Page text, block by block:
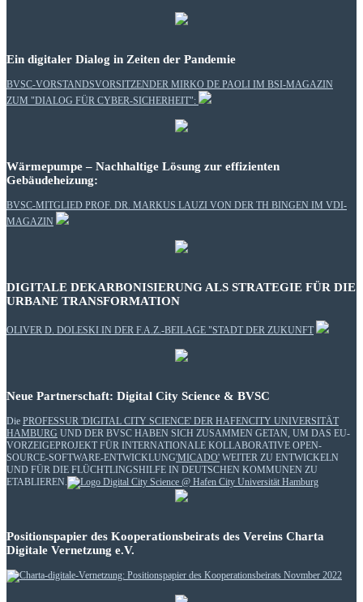
Ein digitaler Dialog in Zeiten der Pandemie
BVSC-VORSTANDSVORSITZENDER MIRKO DE PAOLI IM BSI-MAGAZIN
ZUM "DIALOG FÜR CYBER-SICHERHEIT":
Wärmepumpe – Nachhaltige Lösung zur effizienten
Gebäudeheizung:
BVSC-MITGLIED PROF. DR. MARKUS LAUZI VON DER TH BINGEN IM VDI-
MAGAZIN
DIGITALE DEKARBONISIERUNG ALS STRATEGIE FÜR DIE
URBANE TRANSFORMATION
OLIVER D. DOLESKI IN DER F.A.Z.-BEILAGE "STADT DER ZUKUNFT
Neue Partnerschaft: Digital City Science & BVSC
Die PROFESSUR 'DIGITAL CITY SCIENCE' DER HAFENCITY UNIVERSITÄT
HAMBURG UND DER BVSC HABEN SICH ZUSAMMEN GETAN, UM DAS EU-
VORZEIGEPROJEKT FÜR INTERNATIONALE KOLLABORATIVE OPEN-
SOURCE-SOFTWARE-ENTWICKLUNG'MICADO' WEITER ZU ENTWICKELN
UND FÜR DIE FLÜCHTLINGSHILFE IN DEUTSCHEN KOMMUNEN ZU
ETABLIEREN.
Positionspapier des Kooperationsbeirats des Vereins Charta
Digitale Vernetzung e.V.